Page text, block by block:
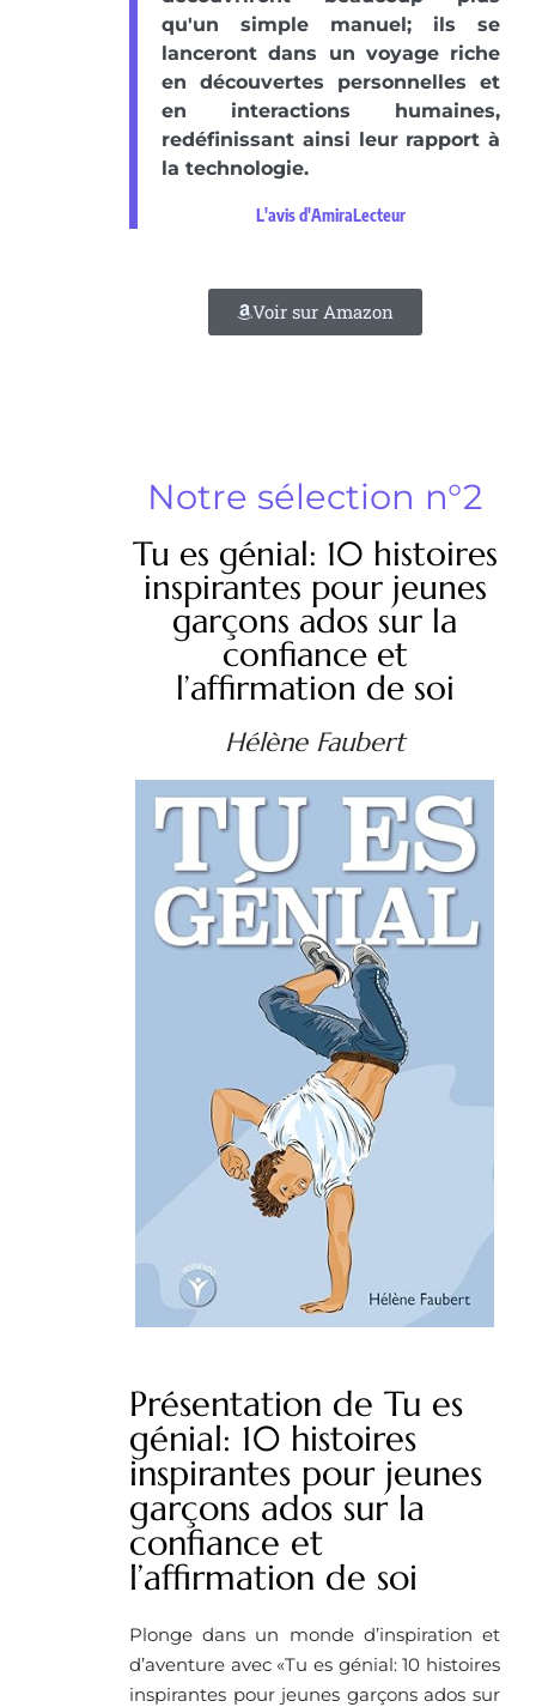
qu'un simple manuel; ils se
lanceront dans un voyage riche
en découvertes personnelles et
en interactions humaines,
redéfinissant ainsi leur rapport à
la technologie.
L'avis d'AmiraLecteur
Voir sur Amazon
Notre sélection n°2
Tu es génial: 10 histoires
inspirantes pour jeunes
garçons ados sur la
confiance et
l’affirmation de soi
Hélène Faubert
Présentation de Tu es
génial: 10 histoires
inspirantes pour jeunes
garçons ados sur la
confiance et
l’affirmation de soi
Plonge dans un monde d’inspiration et
d’aventure avec «Tu es génial: 10 histoires
inspirantes pour jeunes garçons ados sur